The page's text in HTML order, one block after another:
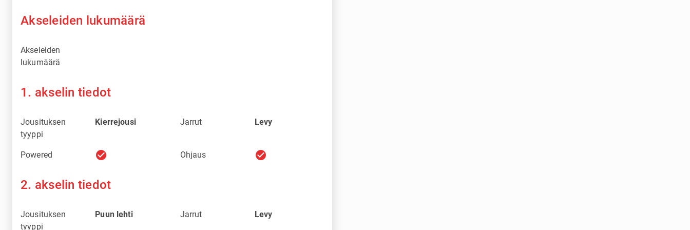
Akseleiden lukumäärä
Akseleiden
lukumäärä
1. akselin tiedot
Jousituksen
tyyppi
Kierrejousi Jarrut Levy
Powered check_circle Ohjaus check_circle
2. akselin tiedot
Jousituksen
tyyppi
Puun lehti Jarrut Levy